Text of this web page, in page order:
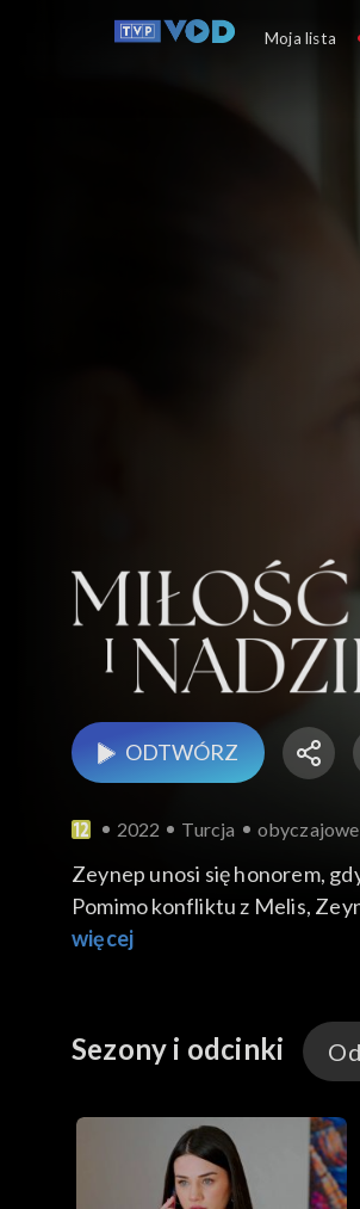
ODTWÓRZ
2022 Turcja obyczajowe
Zeynep unosi się honorem,
Pomimo konfliktu z Melis,
więcej
Sezony i odcinki
Moja lista